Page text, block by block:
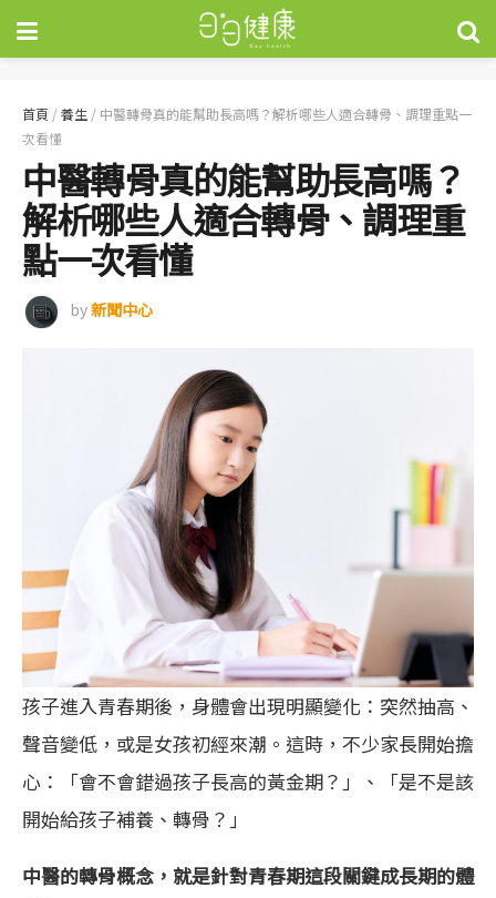
首頁 /養生 / 中醫轉骨真的能幫助長高嗎？解析哪些人適合轉骨、調理重點一
次看懂
中醫轉骨真的能幫助長高嗎？
解析哪些人適合轉骨、調理重
點一次看懂
by新聞中心
孩子進入青春期後，身體會出現明顯變化：突然抽高、
聲音變低，或是女孩初經來潮。這時，不少家長開始擔
心：「會不會錯過孩子長高的黃金期？」、「是不是該
開始給孩子補養、轉骨？」
中醫的轉骨概念，就是針對青春期這段關鍵成長期的體